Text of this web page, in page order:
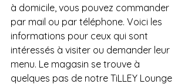
à domicile, vous pouvez commander
par mail ou par téléphone. Voici les
informations pour ceux qui sont
intéressés à visiter ou demander leur
menu. Le magasin se trouve à
quelques pas de notre TiLLEY Lounge